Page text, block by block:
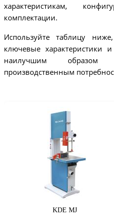
характеристикам,
комплектации.
Используйте таблицу
ключевые характеристики
наилучшим образом
производственным
KDE MJ